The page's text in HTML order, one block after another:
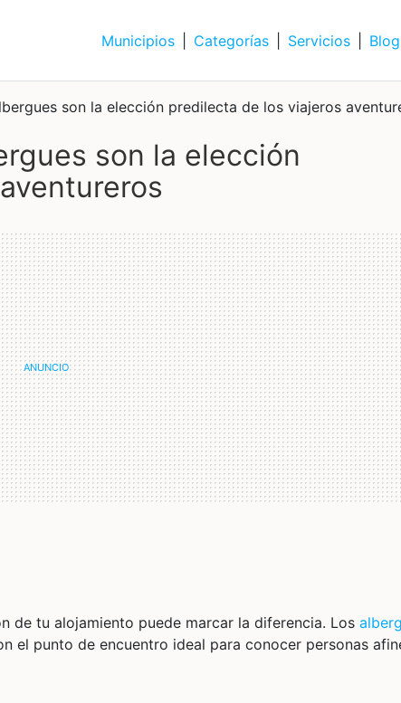
Municipios Categorías Servicios Blog
son la elección predilecta de los viajeros
de tu alojamiento puede marcar la diferencia. Los
el punto de encuentro ideal para conocer personas